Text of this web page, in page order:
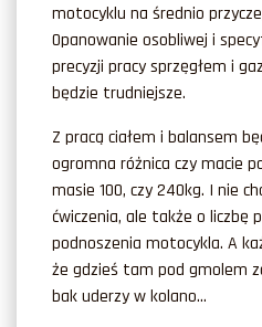
motocyklu na średnio
Opanowanie osobliwej i
precyzji pracy sprzęgłem i
będzie trudniejsze.
Z pracą ciałem i balansem
ogromna różnica czy macie
masie 100, czy 240kg. I nie
ćwiczenia, ale także o liczbę
podnoszenia motocykla. A
że gdzieś tam pod gmolem
bak uderzy w kolano…